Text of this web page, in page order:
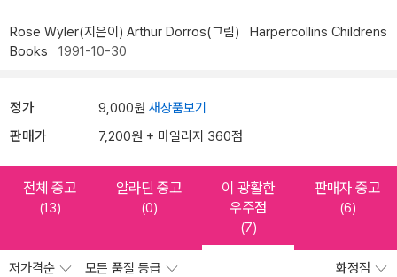
Rose Wyler(지은이) Arthur Dorros(그림)
Harpercollins Childrens
Books 1991-10-30
정가 9,000원 새상품보기
판매가 7,200원 + 마일리지 360점
전체 중고
(13)
알라딘 중고
(0)
이 광활한
우주점
(7)
판매자 중고
(6)
저가격순 모든 품질 등급 화정점